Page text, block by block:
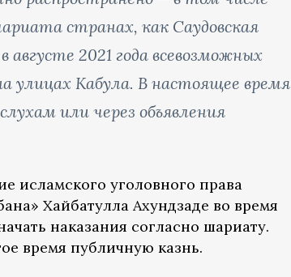
странах, как Саудовская
2021 года всевозможных
улицах Кабула. В настоящее время
или через объявления
исламского уголовного права
Хайбатулла Ахундзаде во время
наказания согласно шариату.
время публичную казнь.